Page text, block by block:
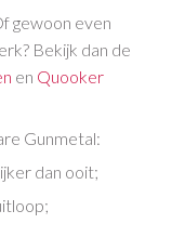
gewoon even
Bekijk dan de
en Quooker
Gunmetal:
dan ooit;